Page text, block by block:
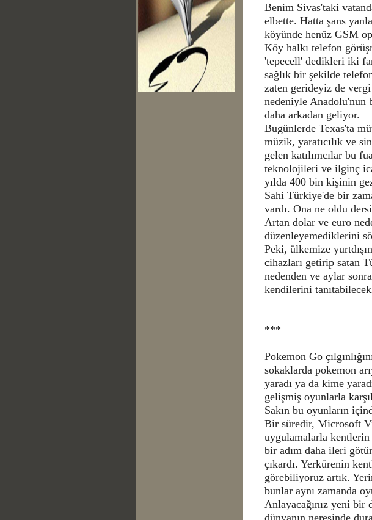
Benim Sivas'taki
elbette. Hatta şans
köyünde henüz GSM
Köy halkı telefon
'tepecell' dedikleri iki
sağlık bir şekilde
zaten gerideyiz de vergi
nedeniyle Anadolu'nun
daha arkadan geliyor.
Bugünlerde Texas'ta
müzik, yaratıcılık ve
gelen katılımcılar bu
teknolojileri ve ilginç
yılda 400 bin kişinin
Sahi Türkiye'de bir
vardı. Ona ne oldu
Artan dolar ve euro
düzenleyemediklerini
Peki, ülkemize
cihazları getirip satan
nedenden ve aylar
kendilerini
***
Pokemon Go
sokaklarda pokemon
yaradı ya da kime
gelişmiş oyunlarla
Sakın bu oyunların
Bir süredir, Microsoft
uygulamalarla
bir adım daha ileri
çıkardı. Yerkürenin
görebiliyoruz artık.
bunlar aynı zamanda
Anlayacağınız yeni
dünyanın neresinde